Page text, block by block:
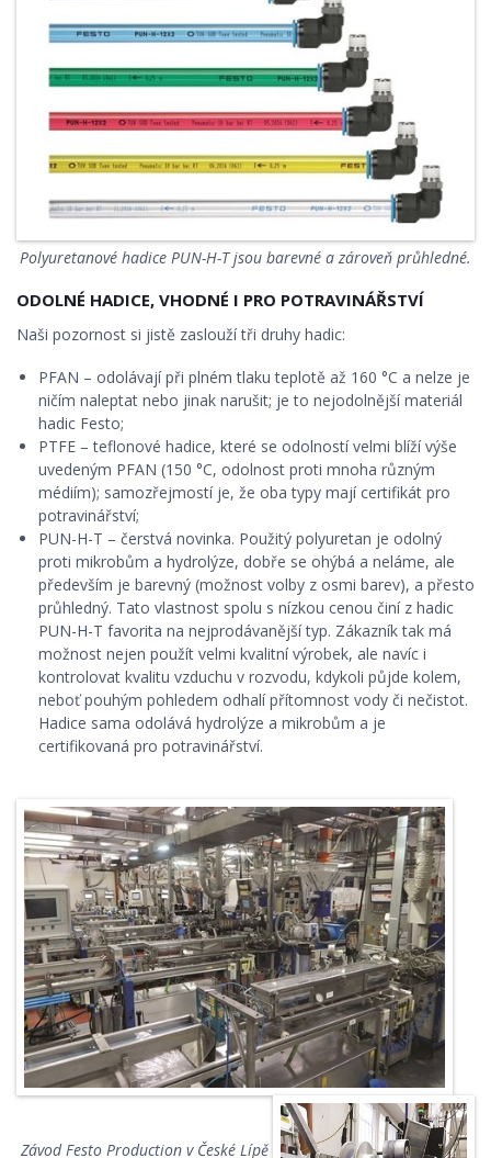
Polyuretanové hadice PUN-H-T jsou barevné a zároveň průhledné.
ODOLNÉ HADICE, VHODNÉ I PRO POTRAVINÁŘSTVÍ
Naši pozornost si jistě zaslouží tři druhy hadic:
PFAN – odolávají při plném tlaku teplotě až 160 °C a nelze je
ničím naleptat nebo jinak narušit; je to nejodolnější materiál
hadic Festo;
PTFE – teflonové hadice, které se odolností velmi blíží výše
uvedeným PFAN (150 °C, odolnost proti mnoha různým
médiím); samozřejmostí je, že oba typy mají certifikát pro
potravinářství;
PUN-H-T – čerstvá novinka. Použitý polyuretan je odolný
proti mikrobům a hydrolýze, dobře se ohýbá a neláme, ale
především je barevný (možnost volby z osmi barev), a přesto
průhledný. Tato vlastnost spolu s nízkou cenou činí z hadic
PUN-H-T favorita na nejprodávanější typ. Zákazník tak má
možnost nejen použít velmi kvalitní výrobek, ale navíc i
kontrolovat kvalitu vzduchu v rozvodu, kdykoli půjde kolem,
neboť pouhým pohledem odhalí přítomnost vody či nečistot.
Hadice sama odolává hydrolýze a mikrobům a je
certifikovaná pro potravinářství.
Závod Festo Production v České Lípě